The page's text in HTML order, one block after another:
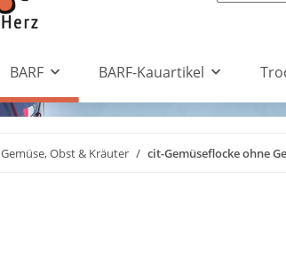
BARF BARF-Kauartikel
Gemüse, Obst & Kräuter cit-Gemüseflocke ohne